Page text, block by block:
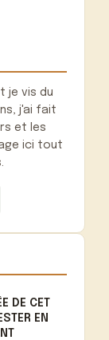
je vis du
j'ai fait
et les
ici tout
DE CET
EN